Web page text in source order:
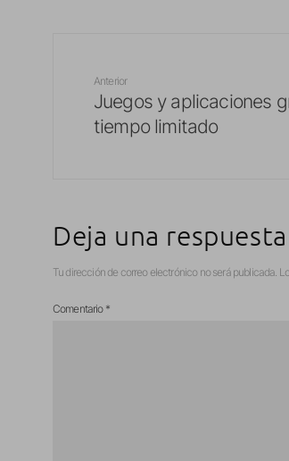
Anterior
Juegos y aplicaciones
tiempo limitado
Deja una respuesta
Tu dirección de correo electrónico no será publicada.
Comentario *